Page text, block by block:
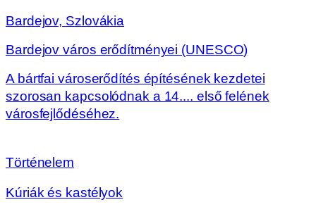
Bardejov, Szlovákia
Bardejov város erődítményei (UNESCO)
A bártfai városerődítés építésének kezdetei
szorosan kapcsolódnak a 14.... első felének
városfejlődéséhez.
Történelem
Kúriák és kastélyok